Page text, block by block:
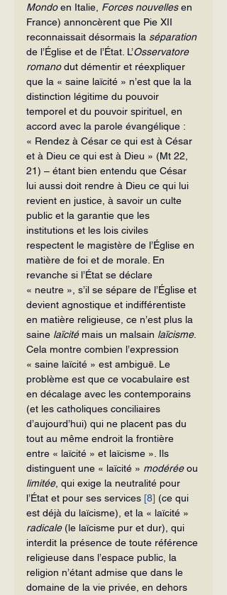
Mondo en Italie, Forces nouvelles en
France) annoncèrent que Pie XII
reconnaissait désormais la séparation
de l’Église et de l’État. L’Osservatore
romano dut démentir et réexpliquer
que la « saine laïcité » n’est que la la
distinction légitime du pouvoir
temporel et du pouvoir spirituel, en
accord avec la parole évangélique :
« Rendez à César ce qui est à César
et à Dieu ce qui est à Dieu » (Mt 22,
21) – étant bien entendu que César
lui aussi doit rendre à Dieu ce qui lui
revient en justice, à savoir un culte
public et la garantie que les
institutions et les lois civiles
respectent le magistère de l’Église en
matière de foi et de morale. En
revanche si l’État se déclare
« neutre », s’il se sépare de l’Église et
devient agnostique et indifférentiste
en matière religieuse, ce n’est plus la
saine laïcité mais un malsain laïcisme.
Cela montre combien l’expression
« saine laïcité » est ambiguë. Le
problème est que ce vocabulaire est
en décalage avec les contemporains
(et les catholiques conciliaires
d’aujourd’hui) qui ne placent pas du
tout au même endroit la frontière
entre « laïcité » et laïcisme ». Ils
distinguent une « laïcité » modérée ou
limitée, qui exige la neutralité pour
l’État et pour ses services [8] (ce qui
est déjà du laïcisme), et la « laïcité »
radicale (le laïcisme pur et dur), qui
interdit la présence de toute référence
religieuse dans l’espace public, la
religion n’étant admise que dans le
domaine de la vie privée, en dehors